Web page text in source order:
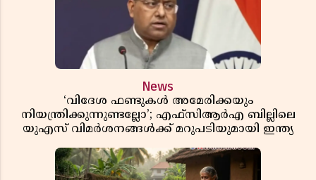
News
‘വിദേശ ഫണ്ടുകൾ അമേരിക്കയും
നിയന്ത്രിക്കുന്നുണ്ടല്ലോ’; എഫ്സിആർഎ ബില്ലിലെ
യുഎസ് വിമർശനങ്ങൾക്ക് മറുപടിയുമായി ഇന്ത്യ